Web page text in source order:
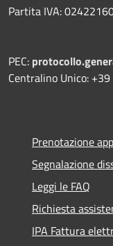
Partita IVA:
PEC:
Centralino Unico:
Prenotazione
Segnalazione
Leggi le FAQ
Richiesta
IPA Fattura